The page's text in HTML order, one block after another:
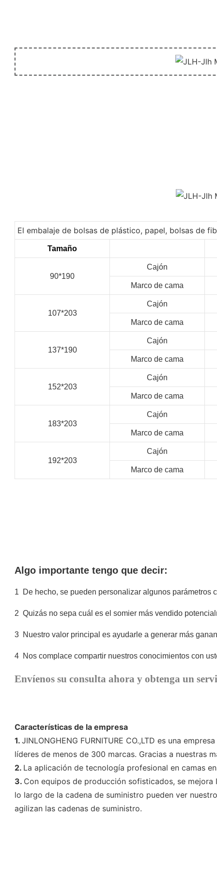
El embalaje de bolsas de plástico, papel, bolsas de
Tamaño
90*190
Cajón
Marco de cama
107*203
Cajón
Marco de cama
137*190
Cajón
Marco de cama
152*203
Cajón
Marco de cama
183*203
Cajón
Marco de cama
192*203
Cajón
Marco de cama
Algo importante tengo que decir:
1 De hecho, se pueden personalizar algunos parámetros
2 Quizás no sepa cuál es el somier más vendido
3 Nuestro valor principal es ayudarle a generar más
4 Nos complace compartir nuestros conocimientos con
Envíenos su consulta ahora y obtenga un
Características de la empresa
1. JINLONGHENG FURNITURE CO.,LTD es una
líderes de menos de 300 marcas. Gracias a nuestras
2. La aplicación de tecnología profesional en camas
3. Con equipos de producción sofisticados, se
lo largo de la cadena de suministro pueden ver
agilizan las cadenas de suministro.